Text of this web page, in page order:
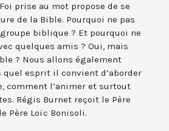
prise au mot propose de se
de la Bible. Pourquoi ne pas
biblique ? Et pourquoi ne
quelques amis ? Oui, mais
? Nous allons également
quel esprit il convient d’aborder
comment l’animer et surtout
Régis Burnet reçoit le Père
Père Loïc Bonisoli.